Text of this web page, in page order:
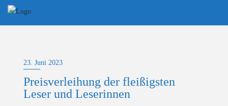
Skip
23. Juni 2023
Preisverleihung der fleißigsten
Leser und Leserinnen